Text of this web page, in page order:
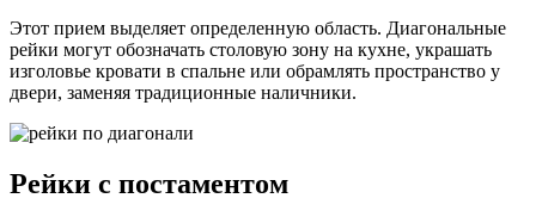
Этот прием выделяет определенную область. Диагональные
рейки могут обозначать столовую зону на кухне, украшать
изголовье кровати в спальне или обрамлять пространство у
двери, заменяя традиционные наличники.
Рейки с постаментом